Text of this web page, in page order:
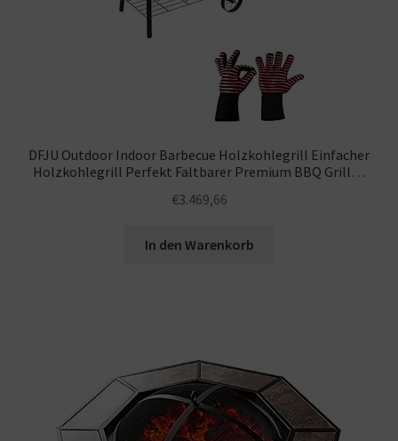
DFJU Outdoor Indoor Barbecue Holzkohlegrill Einfacher
Holzkohlegrill Perfekt Faltbarer Premium BBQ Grill…
€3.469,66
In den Warenkorb